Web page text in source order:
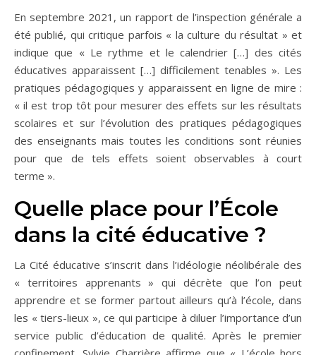
En septembre 2021, un rapport de l’inspection générale a
été publié, qui critique parfois « la culture du résultat » et
indique que « Le rythme et le calendrier […] des cités
éducatives apparaissent […] difficilement tenables ». Les
pratiques pédagogiques y apparaissent en ligne de mire :
« il est trop tôt pour mesurer des effets sur les résultats
scolaires et sur l’évolution des pratiques pédagogiques
des enseignants mais toutes les conditions sont réunies
pour que de tels effets soient observables à court
terme ».
Quelle place pour l’École
dans la cité éducative ?
La Cité éducative s’inscrit dans l’idéologie néolibérale des
« territoires apprenants » qui décrète que l’on peut
apprendre et se former partout ailleurs qu’à l’école, dans
les « tiers-lieux », ce qui participe à diluer l’importance d’un
service public d’éducation de qualité. Après le premier